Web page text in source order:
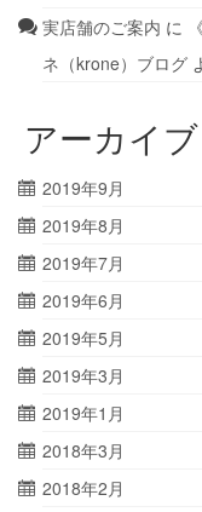
実店舗のご案内 に
ネ（krone）ブログ
アーカイブ
2019年9月
2019年8月
2019年7月
2019年6月
2019年5月
2019年3月
2019年1月
2018年3月
2018年2月